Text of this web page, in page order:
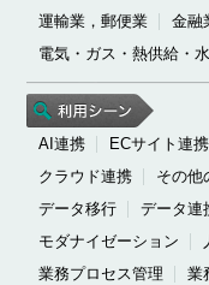
運輸業，郵便業
金融
電気・ガス・熱供給・
AI連携 ECサイト連携
クラウド連携
その他
データ移行
データ連
モダナイゼーション
業務プロセス管理
業